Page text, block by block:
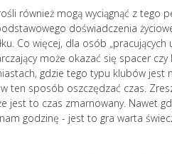
również mogą wyciągnąć z
doświadczenia
Co więcej, dla osób
może okazać się spacer
gdzie tego typu klubów
ten sposób oszczędzać czas.
jest to czas zmarnowany. Nawet
godzinę - jest to gra warta